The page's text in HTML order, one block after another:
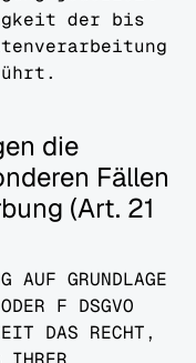
der bis
die
Fällen
(Art. 21
AUF GRUNDLAGE
F DSGVO
DAS RECHT,